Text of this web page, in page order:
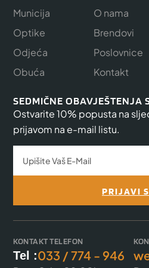
Municija
Optike
Odjeća
Obuća
O nama
Brendovi
Poslovnice
Kontakt
SEDMIČNE OBAVJEŠTENJA
Ostvarite 10% popusta na
prijavom na e-mail listu.
PRIJAVI
KONTAKT TELEFON
Tel :033 / 774 - 946